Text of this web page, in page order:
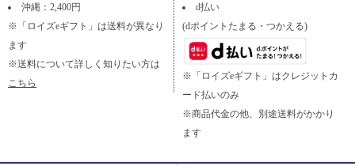
沖縄：2,400円
※「ロイズeギフト」は送料が異なり
ます
※送料について詳しく知りたい方は
こちら
d払い
(dポイントたまる・つかえる)
※「ロイズeギフト」はクレジットカ
ード払いのみ
※商品代金の他、別途送料がかかり
ます